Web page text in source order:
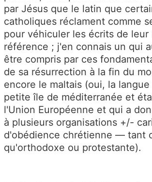
par Jésus que le latin que
catholiques réclament comme
pour véhiculer les écrits de leur
référence ; j'en connais un qui
être compris par ces
de sa résurrection à la fin du
encore le maltais (oui, la
petite île de méditerranée et
l'Union Européenne et qui a
à plusieurs organisations +/-
d'obédience chrétienne — tant
qu'orthodoxe ou protestante).